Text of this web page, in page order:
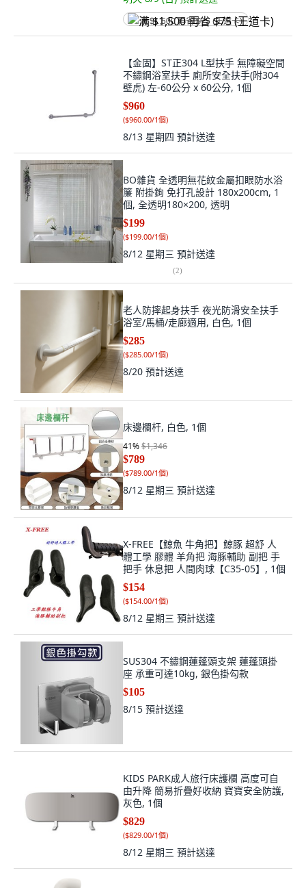
满 $1,500 再省 $75 (王道卡)
【金固】ST正304 L型扶手 無障礙空間
不鏽鋼浴室扶手 廁所安全扶手(附304
壁虎) 左-60公分 x 60公分, 1個
$960
($960.00/1個)
8/13 星期四 預計送達
BO雜貨 全透明無花紋金屬扣眼防水浴
簾 附掛鉤 免打孔設計 180x200cm, 1
個, 全透明180×200, 透明
$199
($199.00/1個)
8/12 星期三 預計送達
(2)
老人防摔起身扶手 夜光防滑安全扶手
浴室/馬桶/走廊適用, 白色, 1個
$285
($285.00/1個)
8/20 預計送達
床邊欄杆, 白色, 1個
41%$1,346
$789
($789.00/1個)
8/12 星期三 預計送達
X-FREE【鯨魚 牛角把】鯨豚 超舒 人
體工學 膠體 羊角把 海豚輔助 副把 手
把手 休息把 人間肉球【C35-05】, 1個
$154
($154.00/1個)
8/12 星期三 預計送達
SUS304 不鏽鋼蓮蓬頭支架 蓮蓬頭掛
座 承重可達10kg, 銀色掛勾款
$105
8/15 預計送達
KIDS PARK成人旅行床護欄 高度可自
由升降 簡易折疊好收納 寶寶安全防護,
灰色, 1個
$829
($829.00/1個)
8/12 星期三 預計送達